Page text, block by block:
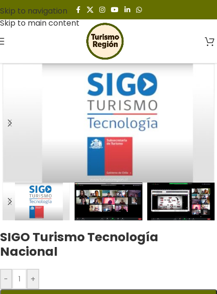
Skip to navigation
Skip to main content
SIGO Turismo Tecnología
Nacional
- +